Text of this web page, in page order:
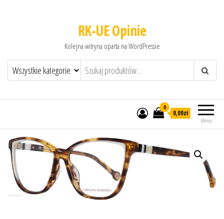
RK-UE Opinie
Kolejna witryna oparta na WordPressie
Menu
0
0,00zł